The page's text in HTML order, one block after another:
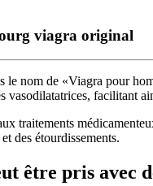
viagra original
le nom de «Viagra pour
vasodilatatrices, facilitant
traitements
des étourdissements.
être pris avec